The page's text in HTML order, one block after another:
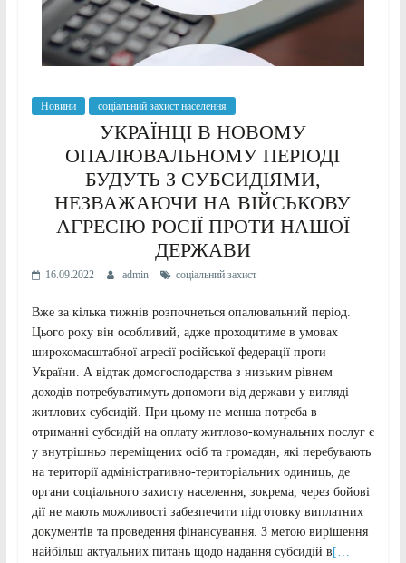
Новини соціальний захист населення
УКРАЇНЦІ В НОВОМУ
ОПАЛЮВАЛЬНОМУ ПЕРІОДІ
БУДУТЬ З СУБСИДІЯМИ,
НЕЗВАЖАЮЧИ НА ВІЙСЬКОВУ
АГРЕСІЮ РОСІЇ ПРОТИ НАШОЇ
ДЕРЖАВИ
16.09.2022 admin соціальний захист
Вже за кілька тижнів розпочнеться опалювальний період.
Цього року він особливий, адже проходитиме в умовах
широкомасштабної агресії російської федерації проти
України. А відтак домогосподарства з низьким рівнем
доходів потребуватимуть допомоги від держави у вигляді
житлових субсидій. При цьому не менша потреба в
отриманні субсидій на оплату житлово-комунальних послуг є
у внутрішньо переміщених осіб та громадян, які перебувають
на території адміністративно-територіальних одиниць, де
органи соціального захисту населення, зокрема, через бойові
дії не мають можливості забезпечити підготовку виплатних
документів та проведення фінансування. З метою вирішення
найбільш актуальних питань щодо надання субсидій в […